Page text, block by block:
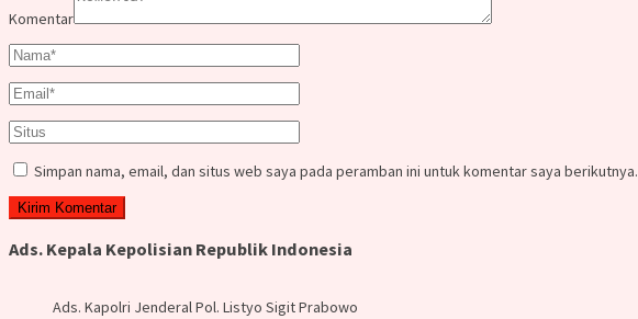
Komentar
Simpan nama, email, dan situs web saya pada peramban ini untuk komentar saya berikutnya.
Ads. Kepala Kepolisian Republik Indonesia
Ads. Kapolri Jenderal Pol. Listyo Sigit Prabowo